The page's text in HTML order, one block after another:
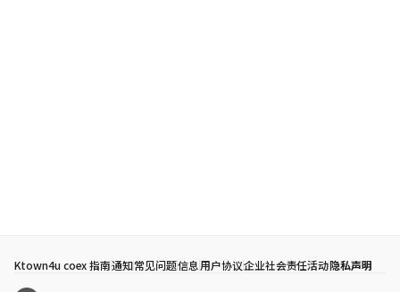
Ktown4u coex 指南通知常见问题信息用户协议企业社会责任活动隐私声明